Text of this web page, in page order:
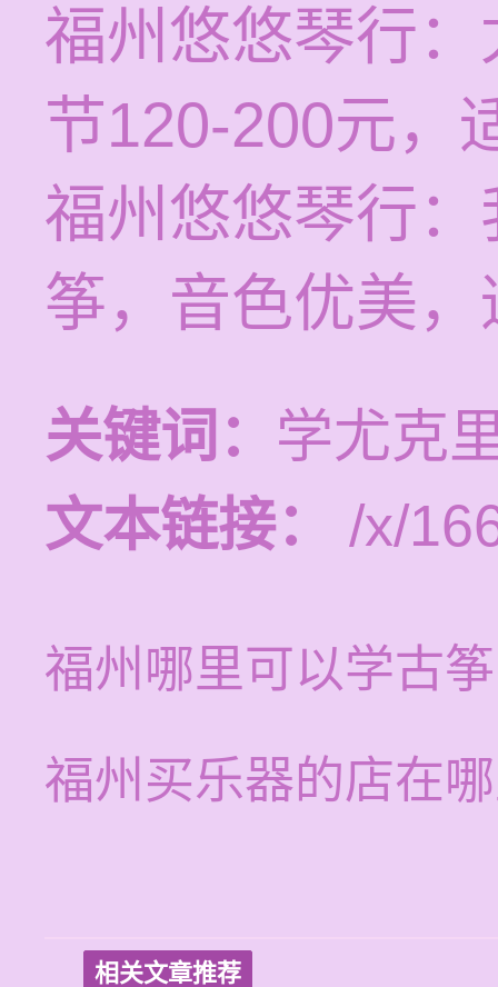
福州悠悠琴行
节120-200元，
福州悠悠琴行
筝，音色优美
关键词： 学尤克
文本链接：
/x/
福州哪里可以学古
福州买乐器的店在
相关文章推荐